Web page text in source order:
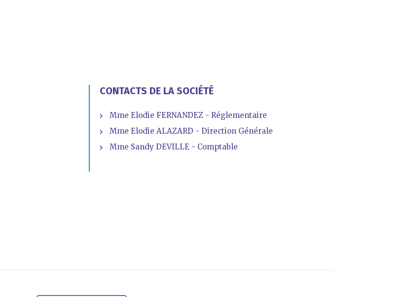
CONTACTS DE LA SOCIÉTÉ
Mme Elodie FERNANDEZ - Réglementaire
Mme Elodie ALAZARD - Direction Générale
Mme Sandy DEVILLE - Comptable